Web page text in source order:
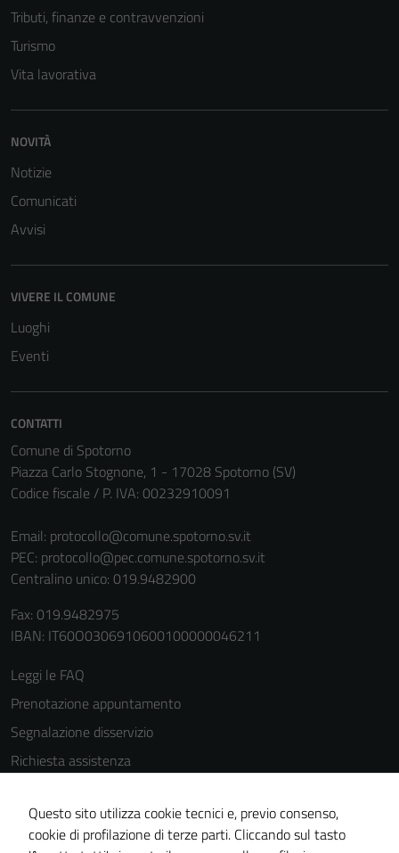
Tributi, finanze e contravvenzioni
Turismo
Vita lavorativa
NOVITÀ
Notizie
Comunicati
Avvisi
VIVERE IL COMUNE
Luoghi
Eventi
CONTATTI
Comune di Spotorno
Piazza Carlo Stognone, 1 - 17028 Spotorno (SV)
Codice fiscale / P. IVA: 00232910091
Email: protocollo@comune.spotorno.sv.it
PEC: protocollo@pec.comune.spotorno.sv.it
Centralino unico: 019.9482900
Fax: 019.9482975
IBAN: IT60O0306910600100000046211
Leggi le FAQ
Prenotazione appuntamento
Segnalazione disservizio
Richiesta assistenza
Informativa privacy
Cookie Policy
Questo sito utilizza cookie tecnici e, previo consenso,
cookie di profilazione di terze parti. Cliccando sul tasto